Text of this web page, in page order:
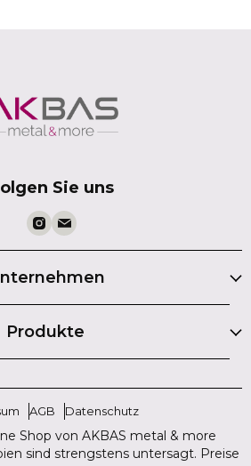
Sie uns
Produkte
AGB Datenschutz
Shop von AKBAS metal & more
sind strengstens untersagt. Preise